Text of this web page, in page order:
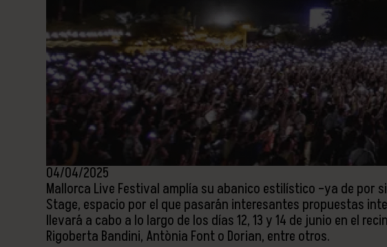
04/04/2025
Mallorca Live Festival amplía su abanico estilístico –ya de por
Stage, espacio por el que pasarán interesantes propuestas
llevará a cabo a lo largo de los días 12, 13 y 14 de junio en el
Rigoberta Bandini, Antònia Font o Dorian, entre otros.